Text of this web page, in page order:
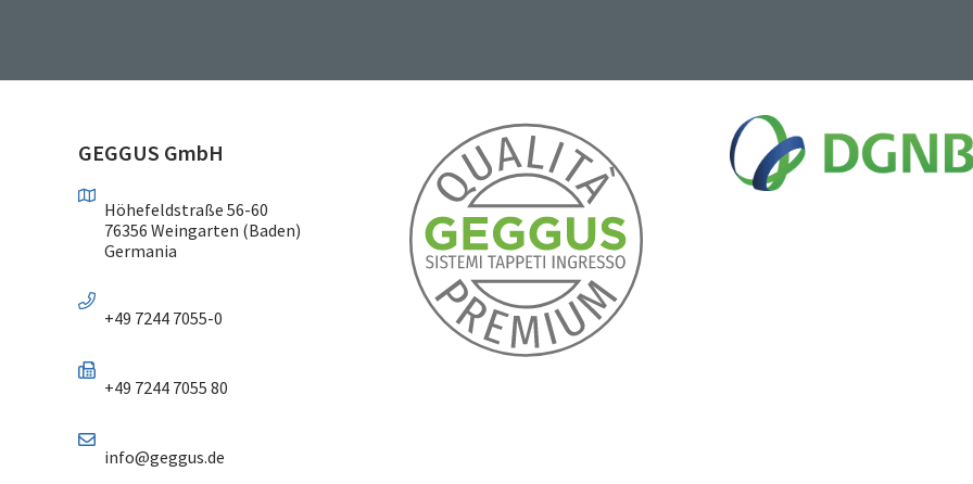
GEGGUS GmbH
Höhefeldstraße 56-60
76356 Weingarten (Baden)
Germania
+49 7244 7055-0
+49 7244 7055 80
info@geggus.de